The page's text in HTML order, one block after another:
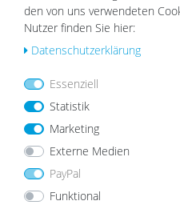
Wu
hlist
Künstliche Pflanzenwand
den von uns verwendeten
Nutzer finden Sie hier:
Daten­schutz­erklärung
Essenziell
Statistik
Marketing
Externe Medien
PayPal
Funktional